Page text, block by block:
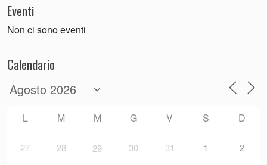
Eventi
Non ci sono eventi
Calendario
L M M G V S D
27 28 29 30 31 1 2